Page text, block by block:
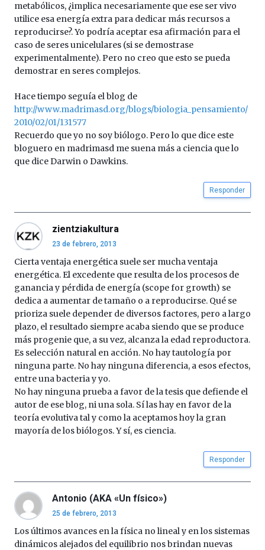
metabólicos, ¿implica necesariamente que ese ser vivo
utilice esa energía extra para dedicar más recursos a
reproducirse?. Yo podría aceptar esa afirmación para el
caso de seres unicelulares (si se demostrase
experimentalmente). Pero no creo que esto se pueda
demostrar en seres complejos.
Hace tiempo seguía el blog de
http://www.madrimasd.org/blogs/biologia_pensamiento/
2010/02/01/131577
Recuerdo que yo no soy biólogo. Pero lo que dice este
bloguero en madrimasd me suena más a ciencia que lo
que dice Darwin o Dawkins.
Responder
zientziakultura
23 de febrero, 2013
Cierta ventaja energética suele ser mucha ventaja
energética. El excedente que resulta de los procesos de
ganancia y pérdida de energía (scope for growth) se
dedica a aumentar de tamaño o a reproducirse. Qué se
prioriza suele depender de diversos factores, pero a largo
plazo, el resultado siempre acaba siendo que se produce
más progenie que, a su vez, alcanza la edad reproductora.
Es selección natural en acción. No hay tautología por
ninguna parte. No hay ninguna diferencia, a esos efectos,
entre una bacteria y yo.
No hay ninguna prueba a favor de la tesis que defiende el
autor de ese blog, ni una sola. Sí las hay en favor de la
teoría evolutiva tal y como la aceptamos hoy la gran
mayoría de los biólogos. Y sí, es ciencia.
Responder
Antonio (AKA «Un físico»)
25 de febrero, 2013
Los últimos avances en la física no lineal y en los sistemas
dinámicos alejados del equilibrio nos brindan nuevas